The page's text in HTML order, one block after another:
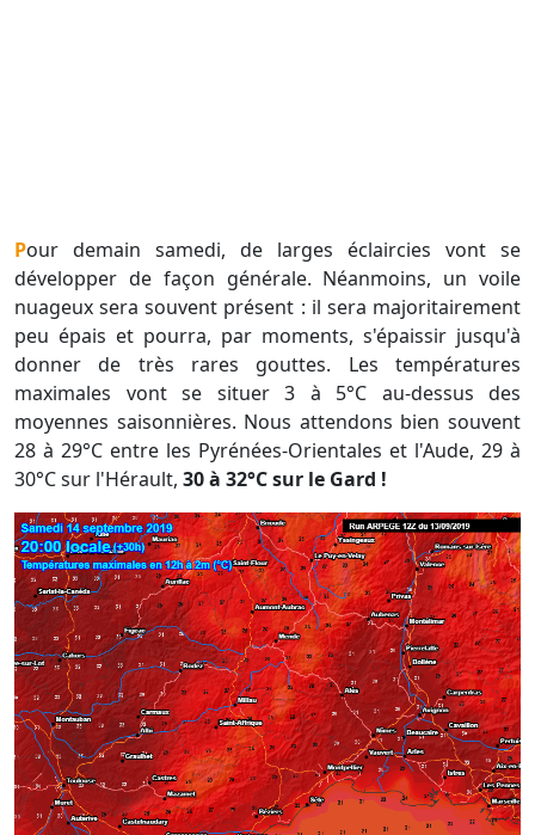
Pour demain samedi, de larges éclaircies vont se
développer de façon générale. Néanmoins, un voile
nuageux sera souvent présent : il sera majoritairement
peu épais et pourra, par moments, s'épaissir jusqu'à
donner de très rares gouttes. Les températures
maximales vont se situer 3 à 5°C au-dessus des
moyennes saisonnières. Nous attendons bien souvent
28 à 29°C entre les Pyrénées-Orientales et l'Aude, 29 à
30°C sur l'Hérault, 30 à 32°C sur le Gard !